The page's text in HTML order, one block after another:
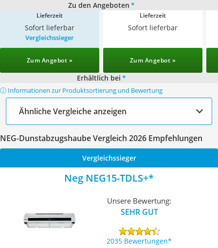
Zu den Angeboten *
Lieferzeit
Sofort lieferbar
Lieferzeit
Sofort lieferbar
Vergleichssieger
Zum Angebot » Zum Angebot »
Erhältlich bei *
ⓘ Informationen zur Produktsortierung und Bewertung
Ähnliche Vergleiche anzeigen
NEG-Dunstabzugshaube Vergleich 2026 Empfehlungen
Vergleichssieger
Neg NEG15-TDLS+
Unsere Bewertung:
SEHR GUT
2035 Bewertungen